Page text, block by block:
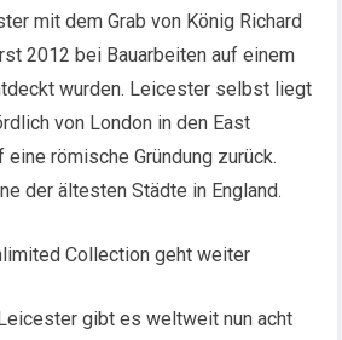
mit dem Grab von König Richard
2012 bei Bauarbeiten auf einem
wurden. Leicester selbst liegt
von London in den East
römische Gründung zurück.
der ältesten Städte in England.
Collection geht weiter
gibt es weltweit nun acht